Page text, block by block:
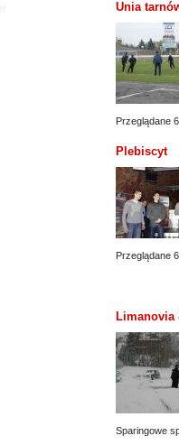
Unia
Przeglądane
Plebiscyt
Przeglądane
Limanovia
Sparingowe